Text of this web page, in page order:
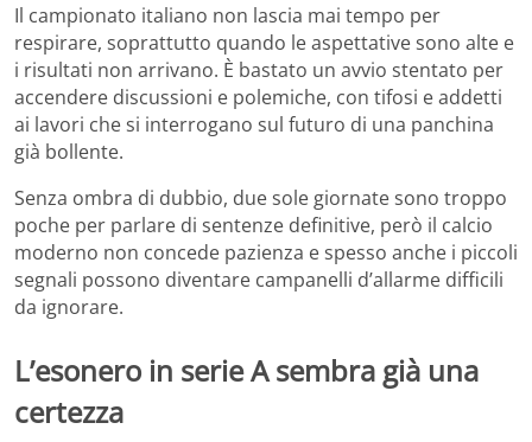
Il campionato italiano non lascia mai tempo per
respirare, soprattutto quando le aspettative sono alte e
i risultati non arrivano. È bastato un avvio stentato per
accendere discussioni e polemiche, con tifosi e addetti
ai lavori che si interrogano sul futuro di una panchina
già bollente.
Senza ombra di dubbio, due sole giornate sono troppo
poche per parlare di sentenze definitive, però il calcio
moderno non concede pazienza e spesso anche i piccoli
segnali possono diventare campanelli d’allarme difficili
da ignorare.
L’esonero in serie A sembra già una
certezza